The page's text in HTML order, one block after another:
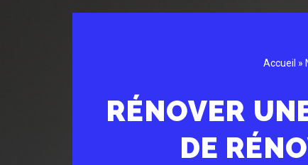
Accueil »
RÉNOVER
DE